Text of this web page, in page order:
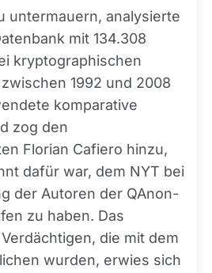
untermauern, analysierte
mit 134.308
kryptographischen
1992 und 2008
komparative
zog den
Florian Cafiero hinzu,
dafür war, dem NYT bei
der Autoren der QAnon-
zu haben. Das
die mit dem
wurden, erwies sich